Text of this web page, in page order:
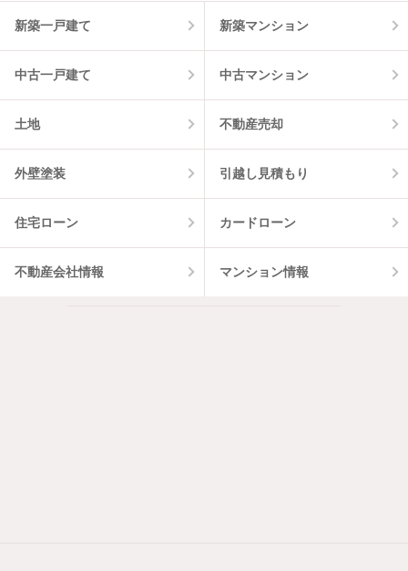
4
新築一戸建て 新築マンション
中古一戸建て 中古マンション
土地 不動産売却
外壁塗装 引越し見積もり
住宅ローン カードローン
不動産会社情報 マンション情報